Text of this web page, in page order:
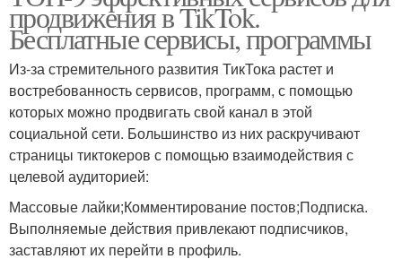
продвижения в TikTok.
Бесплатные сервисы, программы
Из-за стремительного развития ТикТока растет и
востребованность сервисов, программ, с помощью
которых можно продвигать свой канал в этой
социальной сети. Большинство из них раскручивают
страницы тиктокеров с помощью взаимодействия с
целевой аудиторией:
Массовые лайки;Комментирование постов;Подписка.
Выполняемые действия привлекают подписчиков,
заставляют их перейти в профиль.